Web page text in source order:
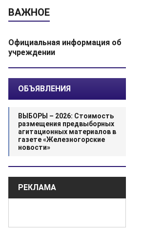
ВАЖНОЕ
Официальная информация об
учреждении
ОБЪЯВЛЕНИЯ
ВЫБОРЫ – 2026: Стоимость
размещения предвыборных
агитационных материалов в
газете «Железногорские
новости»
РЕКЛАМА